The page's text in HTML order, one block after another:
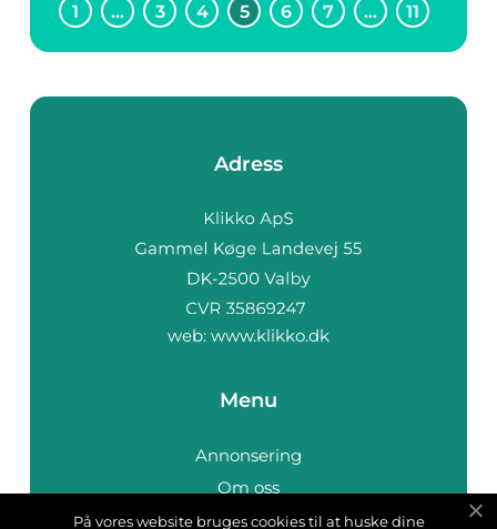
1 … 3 4 5 6 7 … 11
Adress
web: www.klikko.dk
Menu
Annonsering
Om oss
Cookies
På vores website bruges cookies til at huske dine